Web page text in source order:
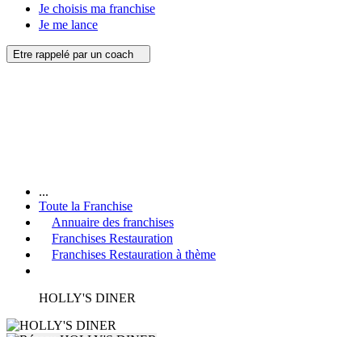
Je choisis ma franchise
Je me lance
Etre rappelé par un coach
...
Toute la Franchise
Annuaire des franchises
Franchises Restauration
Franchises Restauration à thème
HOLLY'S DINER